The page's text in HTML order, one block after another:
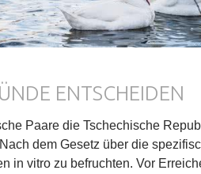
ENTSCHEIDEN
Paare die Tschechische
dem Gesetz über die
in vitro zu befruchten. Vor